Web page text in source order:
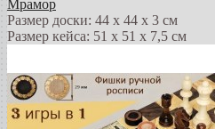
Мрамор
Размер доски: 44 х 44 х 3 см
Размер кейса: 51 х 51 х 7,5 см